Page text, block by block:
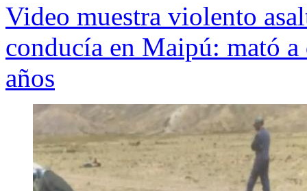
Video muestra violento
conducía en Maipú: mató
años